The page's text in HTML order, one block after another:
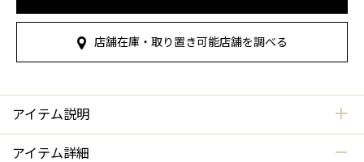
店舗在庫・取り置き可能店舗を調べる
アイテム説明
アイテム詳細